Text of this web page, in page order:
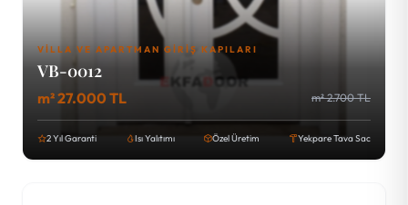
VILLA VE APARTMAN GIRIŞ KAPILARI
VB-0012
m² 27.000 TL m² 2.700 TL
2 Yıl Garanti Isı Yalıtımı Özel Üretim Yekpare Tava Sac